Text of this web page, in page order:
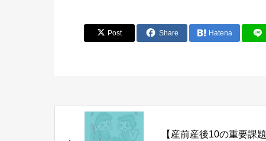
Post Share Hatena
【産前産後10の重要課題